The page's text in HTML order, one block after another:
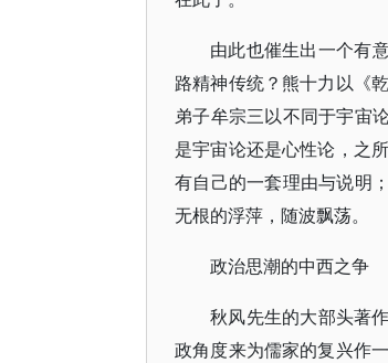
由此也催生出一个有
路精神传统？熊十力以《
弟子牟宗三以不同于宇宙
是宇宙论还是心性论，之
有自己的一套理由与说明
无根的浮萍，随波飘荡。
政治思潮的中西之争
秋风先生的大部头著
政角度来为儒家的复兴作